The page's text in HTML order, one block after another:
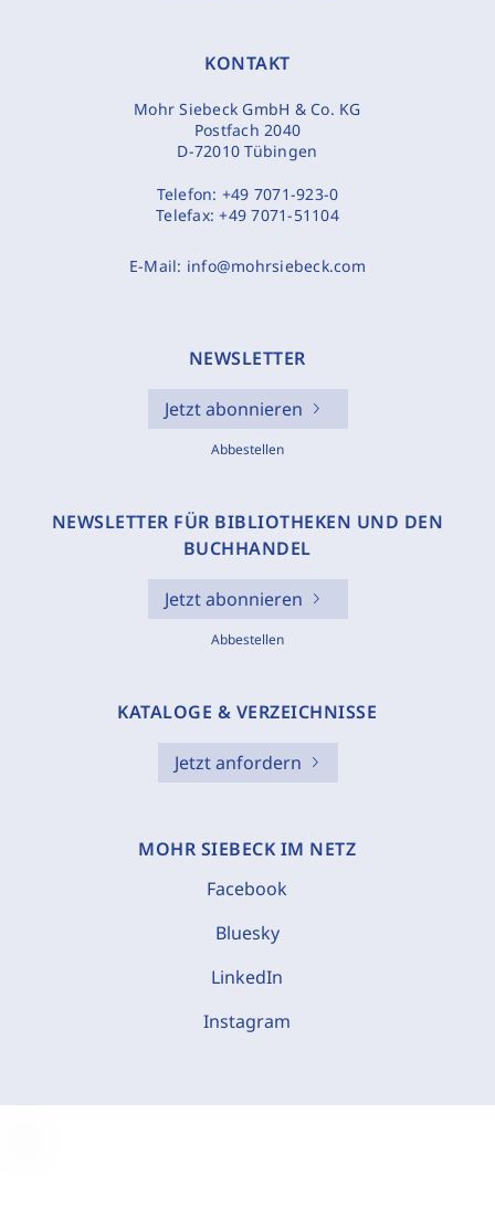
KONTAKT
Mohr Siebeck GmbH & Co. KG
Postfach 2040
D-72010 Tübingen
Telefon: +49 7071-923-0
Telefax:+49 7071-51104
E-Mail: info@mohrsiebeck.com
NEWSLETTER
Jetzt abonnieren
Abbestellen
NEWSLETTER FÜR BIBLIOTHEKEN UND DEN
BUCHHANDEL
Jetzt abonnieren
Abbestellen
KATALOGE & VERZEICHNISSE
Jetzt anfordern
MOHR SIEBECK IM NETZ
Facebook
Bluesky
LinkedIn
Instagram